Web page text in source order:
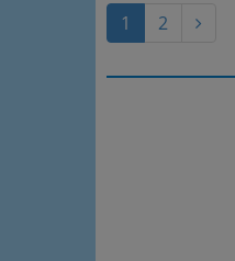
1 2